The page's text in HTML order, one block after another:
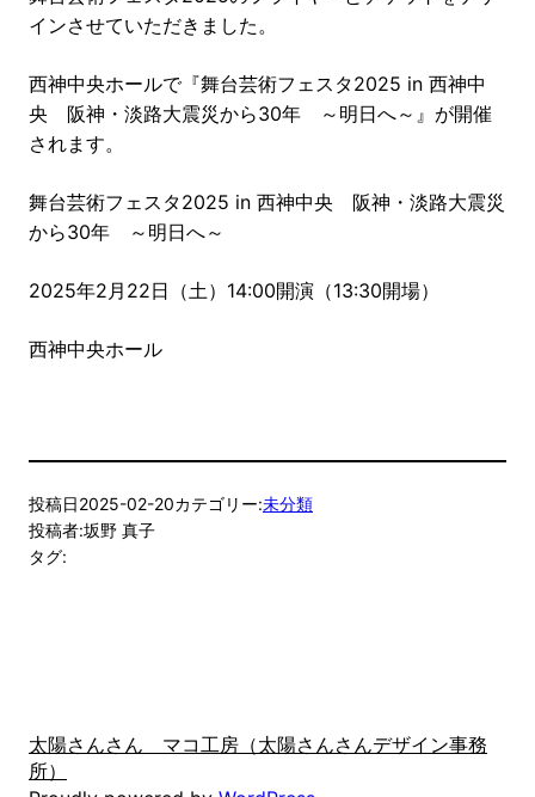
インさせていただきました。
西神中央ホールで『舞台芸術フェスタ2025 in 西神中
央 阪神・淡路大震災から30年 ～明日へ～』が開催
されます。
舞台芸術フェスタ2025 in 西神中央 阪神・淡路大震災
から30年 ～明日へ～
2025年2月22日（土）14:00開演（13:30開場）
西神中央ホール
投稿日2025-02-20カテゴリー:未分類
投稿者:坂野 真子
タグ:
太陽さんさん マコ工房（太陽さんさんデザイン事務
所）